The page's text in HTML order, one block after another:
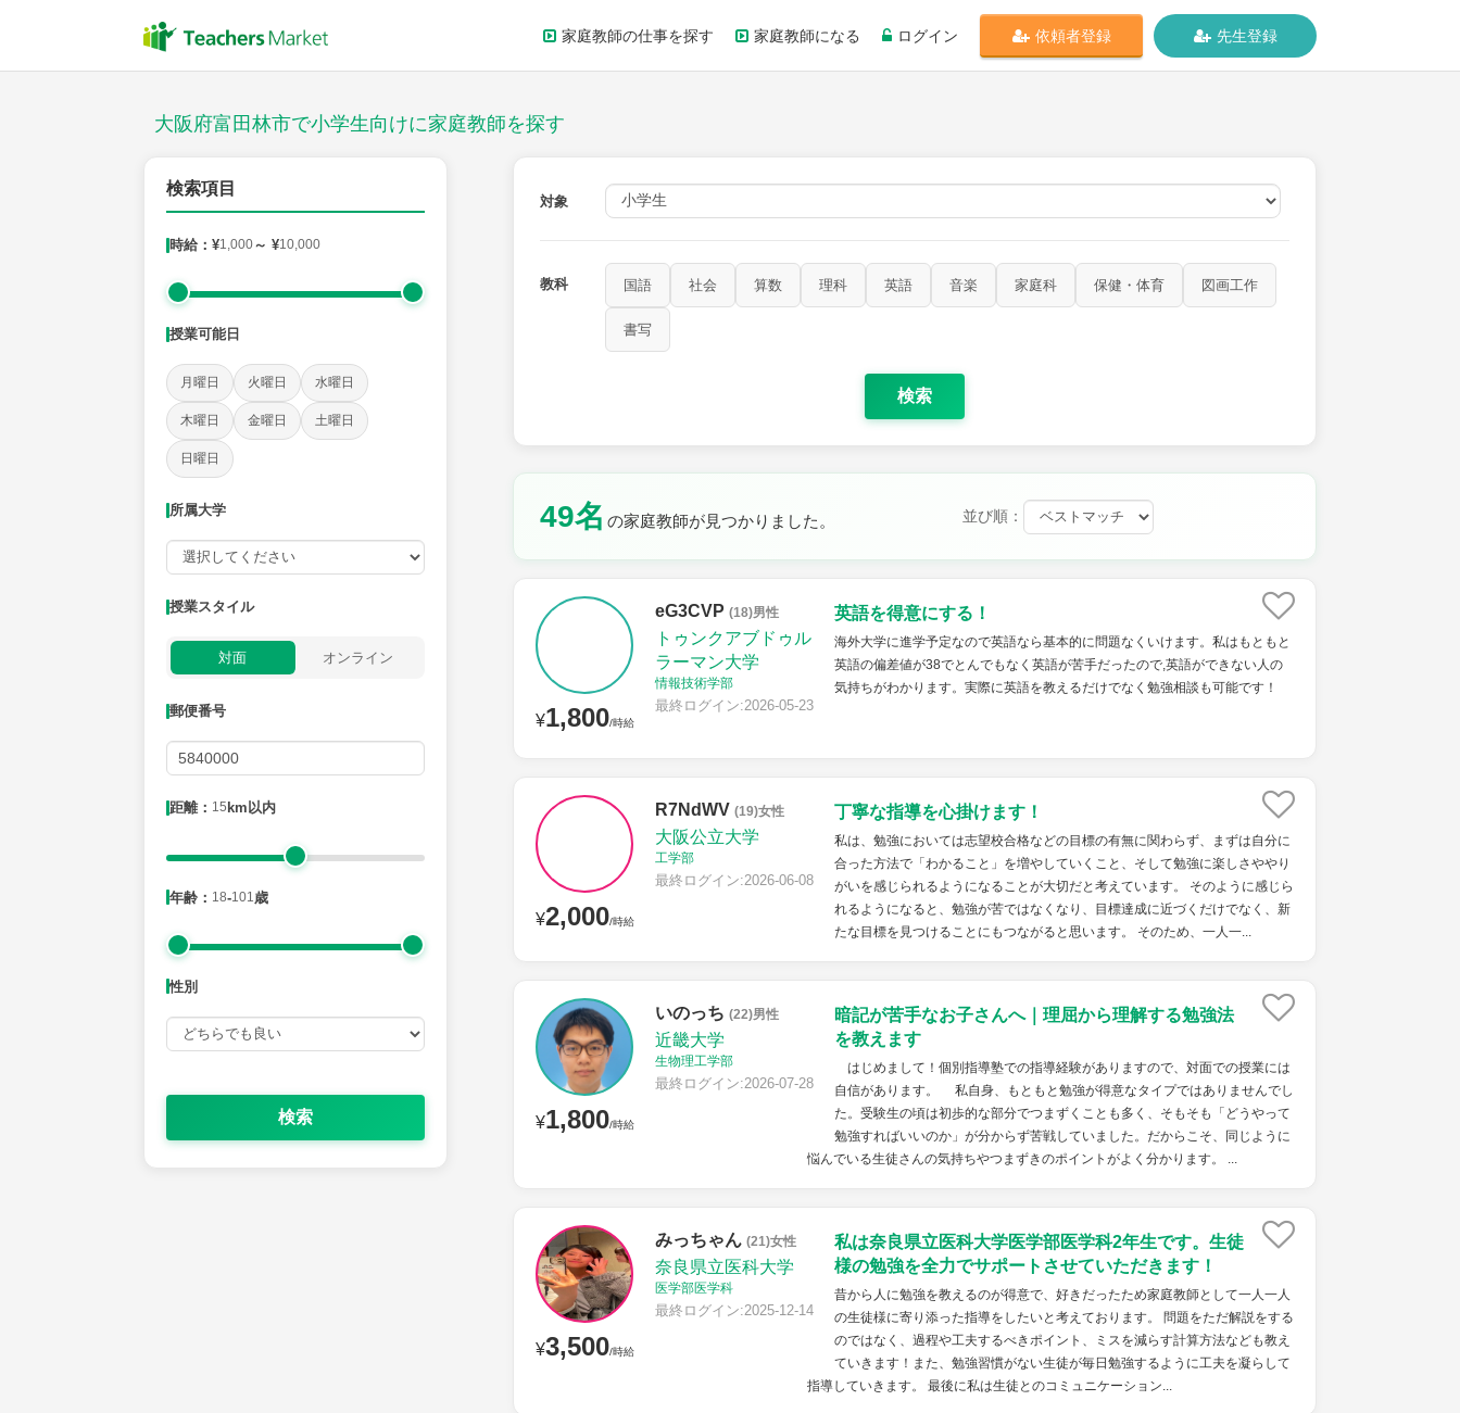
家庭教師の仕事を探す 家庭教師になる ログイン 依頼者登録 先生登録
大阪府富田林市で小学生向けに家庭教師を探す
検索項目
時給：¥1,000～ ¥10,000
授業可能日
月曜日 火曜日 水曜日
木曜日 金曜日 土曜日
日曜日
所属大学
授業スタイル
対面 オンライン
郵便番号
距離： 15 km以内
年齢： 18-101 歳
性別
検索
対象
教科 国語 社会 算数 理科 英語 音楽 家庭科 保健・体育 図画工作
書写
検索
49名 の家庭教師が見つかりました。 並び順：
¥1,800/時給
eG3CVP (18)男性
トゥンクアブドゥル
ラーマン大学
情報技術学部
最終ログイン:2026-05-23
英語を得意にする！
海外大学に進学予定なので英語なら基本的に問題なくいけます。私はもともと
英語の偏差値が38でとんでもなく英語が苦手だったので,英語ができない人の
気持ちがわかります。実際に英語を教えるだけでなく勉強相談も可能です！
¥2,000/時給
R7NdWV (19)女性
大阪公立大学
工学部
最終ログイン:2026-06-08
丁寧な指導を心掛けます！
私は、勉強においては志望校合格などの目標の有無に関わらず、まずは自分に
合った方法で「わかること」を増やしていくこと、そして勉強に楽しさややり
がいを感じられるようになることが大切だと考えています。 そのように感じら
れるようになると、勉強が苦ではなくなり、目標達成に近づくだけでなく、新
たな目標を見つけることにもつながると思います。 そのため、一人一...
¥1,800/時給
いのっち (22)男性
近畿大学
生物理工学部
最終ログイン:2026-07-28
暗記が苦手なお子さんへ｜理屈から理解する勉強法
を教えます
はじめまして！個別指導塾での指導経験がありますので、対面での授業には
自信があります。 私自身、もともと勉強が得意なタイプではありませんでし
た。受験生の頃は初歩的な部分でつまずくことも多く、そもそも「どうやって
勉強すればいいのか」が分からず苦戦していました。だからこそ、同じように
悩んでいる生徒さんの気持ちやつまずきのポイントがよく分かります。 ...
¥3,500/時給
みっちゃん (21)女性
奈良県立医科大学
医学部医学科
最終ログイン:2025-12-14
私は奈良県立医科大学医学部医学科2年生です。生徒
様の勉強を全力でサポートさせていただきます！
昔から人に勉強を教えるのが得意で、好きだったため家庭教師として一人一人
の生徒様に寄り添った指導をしたいと考えております。 問題をただ解説をする
のではなく、過程や工夫するべきポイント、ミスを減らす計算方法なども教え
ていきます！また、勉強習慣がない生徒が毎日勉強するように工夫を凝らして
指導していきます。 最後に私は生徒とのコミュニケーション...
授業スタイル
社会 算数 理科
時給：¥1,000 ～ ¥10,000
授業可能日
月曜日 火曜日 日曜日
距離：15km以内
年齢：18-101歳